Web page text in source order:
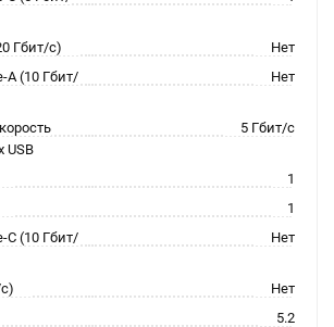
Гбит/с)
Нет
A (10 Гбит/
Нет
USB
5 Гбит/с
1
1
C (10 Гбит/
Нет
Нет
5.2